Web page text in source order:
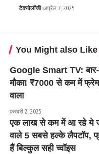
टेक्नोलॉजी अप्रैल 7, 2025
You Might also Like
Google Smart TV: बार-
मौका! ₹7000 से कम में
वाला
फ़रवरी 2, 2025
एक लाख से कम में आ रहे ये
वाले 5 सबसे हल्‍के लैपटॉप,
हैं ब‍िल्‍कुल सही च्‍वॉइस